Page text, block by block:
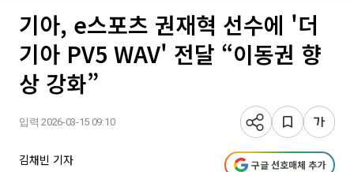
기아, e스포츠 권재혁 선수에 '더
기아 PV5 WAV' 전달 “이동권 향
상 강화”
입력 2026-03-15 09:10
김채빈 기자 구글 선호매체 추가